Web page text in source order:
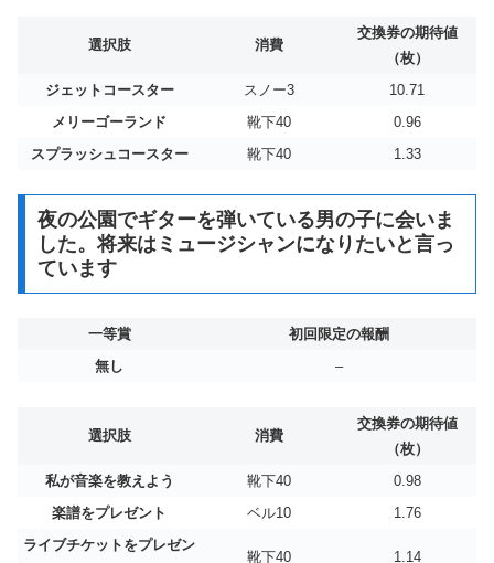
選択肢 消費
交換券の期待値
（枚）
ジェットコースター
スノー3
10.71
メリーゴーランド
靴下40
0.96
スプラッシュコースター
靴下40 1.33
夜の公園でギターを弾いている男の子に会いま
した。将来はミュージシャンになりたいと言っ
ています
一等賞
初回限定の報酬
無し
–
選択肢 消費
交換券の期待値
（枚）
私が音楽を教えよう
靴下40
0.98
楽譜をプレゼント
ベル10
1.76
ライブチケットをプレゼン
靴下40 1.14